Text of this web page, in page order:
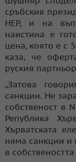
сръбския
HEP, и на
наистина е
цена, която е с
каза, че
руския
„Затова
санкции. Не
собственост в
Република
Хърватската
няма санкции и
в